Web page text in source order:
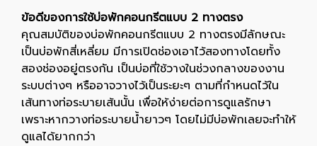
ข้อดีของการใช้บ่อพักคอนกรีตแบบ 2 ทางตรง
คุณสมบัติของบ่อพักคอนกรีตแบบ 2 ทางตรงมีลักษณะ
เป็นบ่อพักสี่เหลี่ยม มีการเปิดช่องเอาไว้สองทางโดยทั้ง
สองช่องอยู่ตรงกัน เป็นบ่อที่ใช้วางในช่วงกลางของงาน
ระบบต่างๆ หรืออาจวางไว้เป็นระยะๆ ตามที่กำหนดไว้ใน
เส้นทางท่อระบายเส้นนั้น เพื่อให้ง่ายต่อการดูแลรักษา
เพราะหากวางท่อระบายน้ำยาวๆ โดยไม่มีบ่อพักเลยจะทำให้
ดูแลได้ยากกว่า